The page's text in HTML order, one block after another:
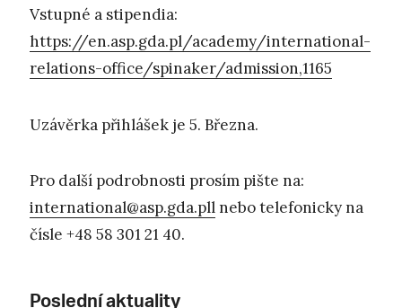
Vstupné a stipendia:
https://en.asp.gda.pl/academy/international-
relations-office/spinaker/admission,1165
Uzávěrka přihlášek je 5. Března.
Pro další podrobnosti prosím pište na:
international@asp.gda.pllnebo telefonicky na
čísle +48 58 301 21 40.